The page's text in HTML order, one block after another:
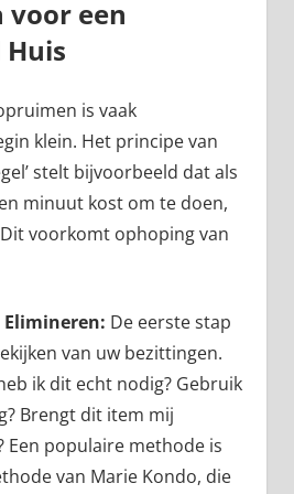
voor een
is vaak
klein. Het principe van
stelt bijvoorbeeld dat als
minuut kost om te doen,
voorkomt ophoping van
De eerste stap
van uw bezittingen.
ik dit echt nodig? Gebruik
Brengt dit item mij
Een populaire methode is
van Marie Kondo, die